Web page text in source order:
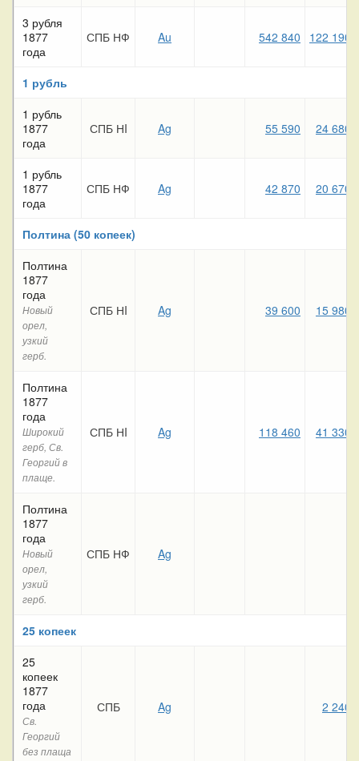
3 рубля
1877
года
СПБ НФ Au 542 840 122 190
1 рубль
1 рубль
1877
года
СПБ НI Ag 55 590 24 680
1 рубль
1877
года
СПБ НФ Ag 42 870 20 670
Полтина (50 копеек)
Полтина
1877
года
Новый
орел,
узкий
герб.
СПБ НI Ag 39 600 15 980
Полтина
1877
года
Широкий
герб, Св.
Георгий в
плаще.
СПБ НI Ag 118 460 41 330
Полтина
1877
года
Новый
орел,
узкий
герб.
СПБ НФ Ag
25 копеек
25
копеек
1877
года
Св.
Георгий
без плаща
СПБ Ag 2 240